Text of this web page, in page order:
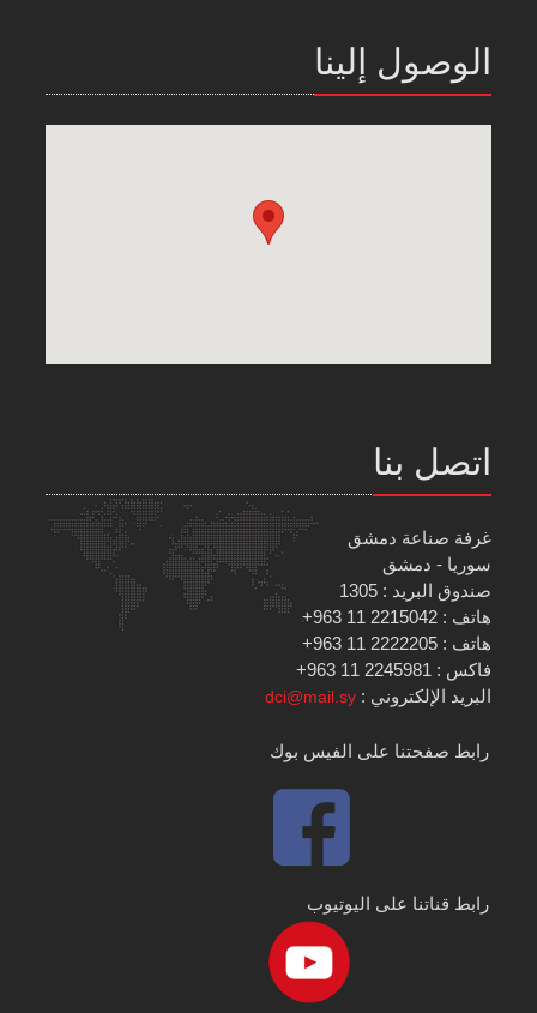
الوصول إلينا
اتصل بنا
غرفة صناعة دمشق
سوريا - دمشق
صندوق البريد : 1305
هاتف : 2215042 11 963+
هاتف : 2222205 11 963+
فاكس : 2245981 11 963+
البريد الإلكتروني :dci@mail.sy
رابط صفحتنا على الفيس بوك
رابط قناتنا على اليوتيوب